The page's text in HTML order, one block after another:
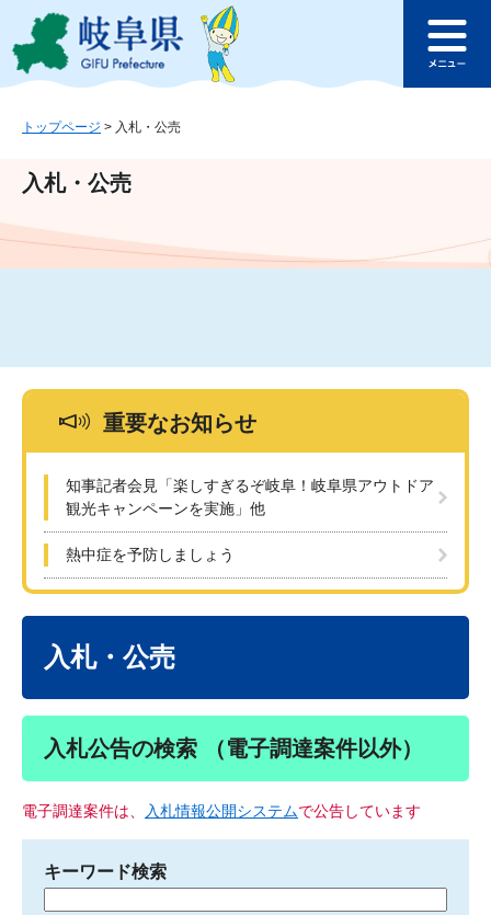
ジ
ュ
文
このページの本文へ
ュ
トップページ > 入札・公売
入札・公売
重要なお知らせ
知事記者会見「楽しすぎるぞ岐阜！岐阜県アウトドア
観光キャンペーンを実施」他
熱中症を予防しましょう
入札・公売
入札公告の検索 （電子調達案件以外）
電子調達案件は、 入札情報公開システムで公告しています
キーワード検索